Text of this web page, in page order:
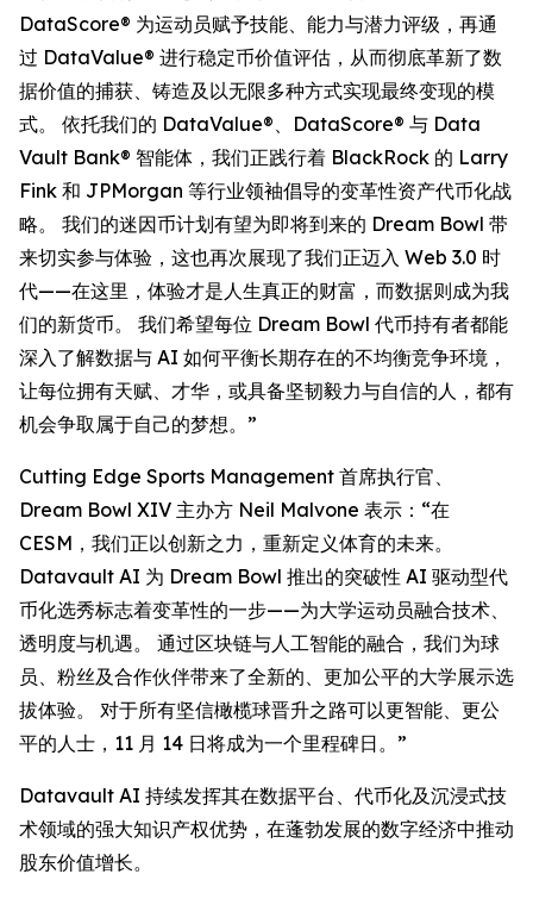
DataScore® 为运动员赋予技能、能力与潜力评级，再通
过 DataValue® 进行稳定币价值评估，从而彻底革新了数
据价值的捕获、铸造及以无限多种方式实现最终变现的模
式。 依托我们的 DataValue®、DataScore® 与 Data
Vault Bank® 智能体，我们正践行着 BlackRock 的 Larry
Fink 和 JPMorgan 等行业领袖倡导的变革性资产代币化战
略。 我们的迷因币计划有望为即将到来的 Dream Bowl 带
来切实参与体验，这也再次展现了我们正迈入 Web 3.0 时
代——在这里，体验才是人生真正的财富，而数据则成为我
们的新货币。 我们希望每位 Dream Bowl 代币持有者都能
深入了解数据与 AI 如何平衡长期存在的不均衡竞争环境，
让每位拥有天赋、才华，或具备坚韧毅力与自信的人，都有
机会争取属于自己的梦想。”
Cutting Edge Sports Management 首席执行官、
Dream Bowl XIV 主办方 Neil Malvone 表示：“在
CESM，我们正以创新之力，重新定义体育的未来。
Datavault AI 为 Dream Bowl 推出的突破性 AI 驱动型代
币化选秀标志着变革性的一步——为大学运动员融合技术、
透明度与机遇。 通过区块链与人工智能的融合，我们为球
员、粉丝及合作伙伴带来了全新的、更加公平的大学展示选
拔体验。 对于所有坚信橄榄球晋升之路可以更智能、更公
平的人士，11 月 14 日将成为一个里程碑日。”
Datavault AI 持续发挥其在数据平台、代币化及沉浸式技
术领域的强大知识产权优势，在蓬勃发展的数字经济中推动
股东价值增长。